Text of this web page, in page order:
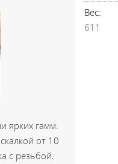
ярких гамм.
от 10
с резьбой.
Вес:
611